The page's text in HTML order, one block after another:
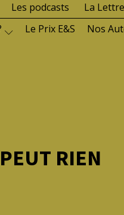
Les podcasts La Lettre
Le Prix E&S Nos
RIEN